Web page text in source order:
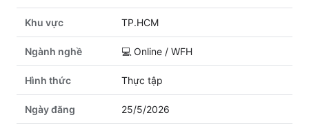
Khu vực TP.HCM
Ngành nghề 💻 Online / WFH
Hình thức Thực tập
Ngày đăng 25/5/2026